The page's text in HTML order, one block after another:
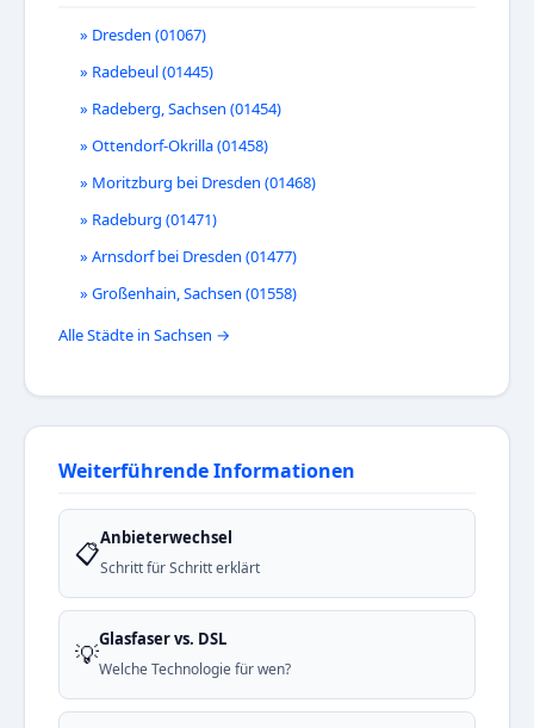
» Dresden (01067)
» Radebeul (01445)
» Radeberg, Sachsen (01454)
» Ottendorf-Okrilla (01458)
» Moritzburg bei Dresden (01468)
» Radeburg (01471)
» Arnsdorf bei Dresden (01477)
» Großenhain, Sachsen (01558)
Alle Städte in Sachsen →
Weiterführende Informationen
📋Anbieterwechsel
Schritt für Schritt erklärt
💡Glasfaser vs. DSL
Welche Technologie für wen?